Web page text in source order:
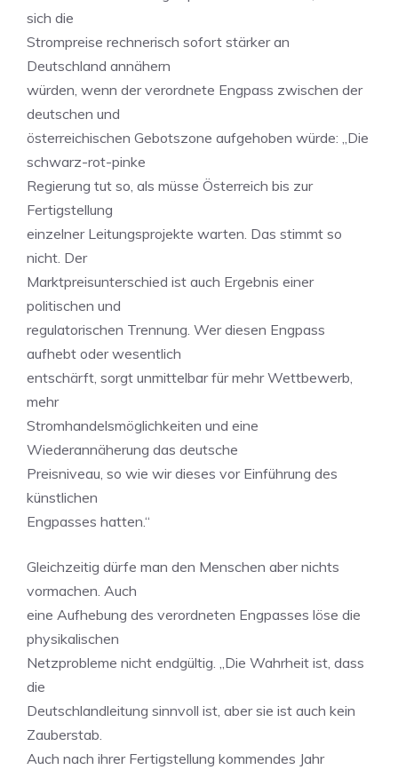
sich die
Strompreise rechnerisch sofort stärker an
Deutschland annähern
würden, wenn der verordnete Engpass zwischen der
deutschen und
österreichischen Gebotszone aufgehoben würde: „Die
schwarz-rot-pinke
Regierung tut so, als müsse Österreich bis zur
Fertigstellung
einzelner Leitungsprojekte warten. Das stimmt so
nicht. Der
Marktpreisunterschied ist auch Ergebnis einer
politischen und
regulatorischen Trennung. Wer diesen Engpass
aufhebt oder wesentlich
entschärft, sorgt unmittelbar für mehr Wettbewerb,
mehr
Stromhandelsmöglichkeiten und eine
Wiederannäherung das deutsche
Preisniveau, so wie wir dieses vor Einführung des
künstlichen
Engpasses hatten.“
Gleichzeitig dürfe man den Menschen aber nichts
vormachen. Auch
eine Aufhebung des verordneten Engpasses löse die
physikalischen
Netzprobleme nicht endgültig. „Die Wahrheit ist, dass
die
Deutschlandleitung sinnvoll ist, aber sie ist auch kein
Zauberstab.
Auch nach ihrer Fertigstellung kommendes Jahr